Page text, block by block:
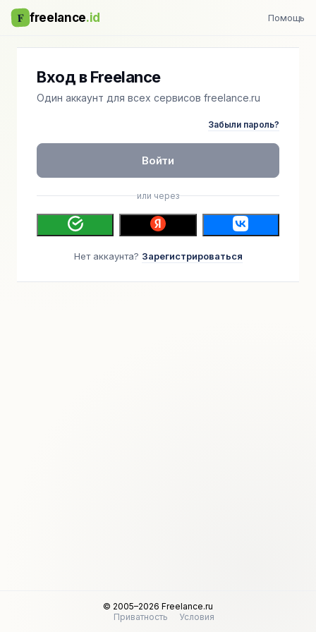
F freelance.id Помощь
Вход в Freelance
Один аккаунт для всех сервисов freelance.ru
Забыли пароль?
Войти
или через
Нет аккаунта? Зарегистрироваться
© 2005–2026 Freelance.ru
Приватность
Условия